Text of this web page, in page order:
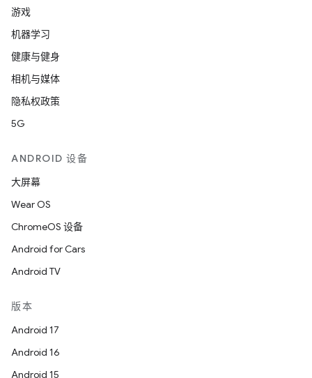
游戏
机器学习
健康与健身
相机与媒体
隐私权政策
5G
ANDROID 设备
大屏幕
Wear OS
ChromeOS 设备
Android for Cars
Android TV
版本
Android 17
Android 16
Android 15